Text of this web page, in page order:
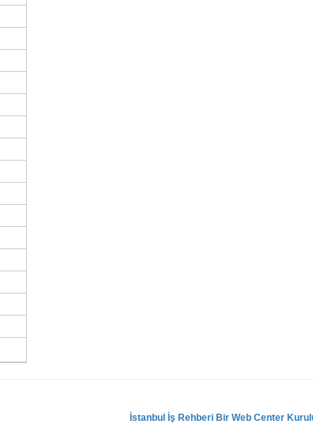
İstanbul İş Rehberi Bir Web Center